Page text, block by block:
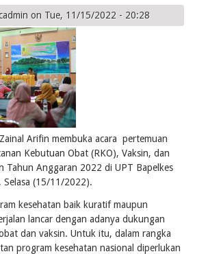
on Tue, 11/15/2022 - 20:28
Arifin membuka acara pertemuan
Kebutuan Obat (RKO), Vaksin, dan
Tahun Anggaran 2022 di UPT Bapelkes
Selasa (15/11/2022).
kesehatan baik kuratif maupun
lancar dengan adanya dukungan
dan vaksin. Untuk itu, dalam rangka
program kesehatan nasional diperlukan